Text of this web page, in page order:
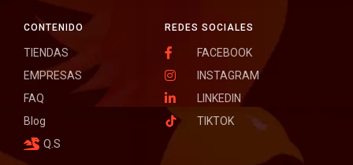
REDES SOCIALES
FACEBOOK
INSTAGRAM
LINKEDIN
TIKTOK
CONTENIDO
TIENDAS
EMPRESAS
FAQ
Blog
Q.S